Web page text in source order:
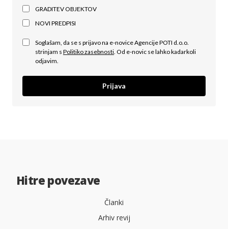
GRADITEV OBJEKTOV
NOVI PREDPISI
Soglašam, da se s prijavo na e-novice Agencije POTI d.o.o.
strinjam s Politiko zasebnosti. Od e-novic se lahko kadarkoli
odjavim.
Prijava
Hitre povezave
Članki
Arhiv revij